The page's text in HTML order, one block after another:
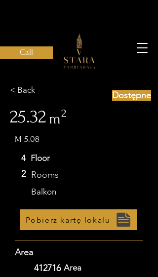
Call
< Back
25.32 m
M 5.08
4 Floor
2 Rooms
Balkon
Pobierz kartę lokalu
Area
412716 Area
Dostępne
2